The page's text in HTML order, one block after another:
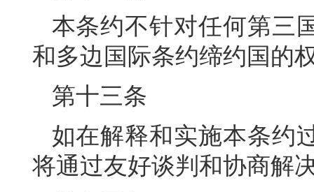
本条约不针对任何第三
和多边国际条约缔约国的
第十三条
如在解释和实施本条约
将通过友好谈判和协商解